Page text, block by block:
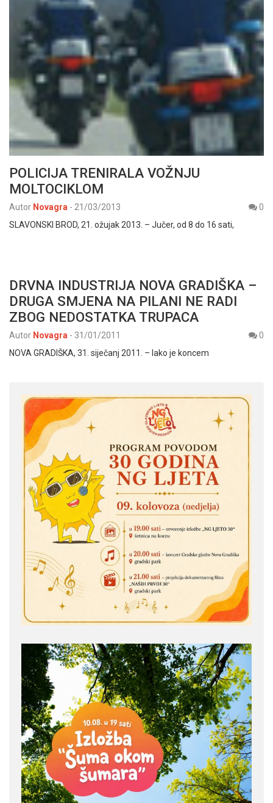
POLICIJA TRENIRALA VOŽNJU
MOLTOCIKLOM
Autor Novagra - 21/03/2013
0
SLAVONSKI BROD, 21. ožujak 2013. – Jučer, od 8 do 16 sati,
DRVNA INDUSTRIJA NOVA GRADIŠKA –
DRUGA SMJENA NA PILANI NE RADI
ZBOG NEDOSTATKA TRUPACA
Autor Novagra - 31/01/2011
0
NOVA GRADIŠKA, 31. siječanj 2011. – Iako je koncem